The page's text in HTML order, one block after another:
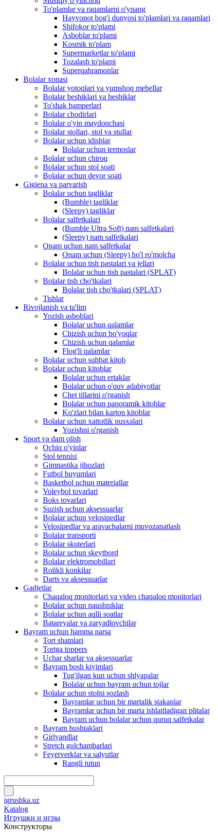
To'plamlar va raqamlarni o'ynang
Hayvonot bog'i dunyosi to'plamlari va raqamlari
Shifokor to'plami
Asboblar to'plami
Kosmik to'plam
Supermarketlar to'plami
Tozalash to'plami
Superqahramonlar
Bolalar xonasi
Bolalar yotoqlari va yumshoq mebellar
Bolalar beshiklari va beshiklar
To'shak bamperlari
Bolalar chodirlari
Bolalar o'yin maydonchasi
Bolalar stollari, stol va stullar
Bolalar uchun idishlar
Bolalar uchun termoslar
Bolalar uchun chiroq
Bolalar uchun stol soati
Bolalar uchun devor soati
Gigiena va parvarish
Bolalar uchun tagliklar
(Bumble) tagliklar
(Sleepy) tagliklar
Bolalar salfetkalari
(Bumble Ultra Soft) nam salfetkalari
(Sleepy) nam salfetkalari
Onam uchun nam salfetkalar
Onam uchun (Sleepy) ho'l ro'molcha
Bolalar uchun tish pastalari va jellari
Bolalar uchun tish pastalari (SPLAT)
Bolalar tish cho'tkalari
Bolalar tish cho'tkalari (SPLAT)
Tishlar
Rivojlanish va ta'lim
Yozish asboblari
Bolalar uchun qalamlar
Chizish uchun bo'yoqlar
Chizish uchun qalamlar
Flog'li qalamlar
Bolalar uchun suhbat kitob
Bolalar uchun kitoblar
Bolalar uchun ertaklar
Bolalar uchun o'quv adabiyotlar
Chet tillarini o'rganish
Bolalar uchun panoramik kitoblar
Ko'zlari bilan karton kitoblar
Bolalar uchun xattotlik nusxalari
Yozishni o'rganish
Sport va dam olish
Ochiq o'yinlar
Stol tennisi
Gimnastika jihozlari
Futbol buyumlari
Basketbol uchun materiallar
Voleybol tovarlari
Boks tovarlari
Suzish uchun aksessuarlar
Bolalar uchun velosipedlar
Velosipedlar va aravachalarni muvozanatlash
Bolalar transporti
Bolalar skuterlari
Bolalar uchun skeytbord
Bolalar elektromobillari
Rolikli konkilar
Darts va aksessuarlar
Gadjetlar
Chaqaloq monitorlari va video chaqaloq monitorlari
Bolalar uchun naushniklar
Bolalar uchun aqlli soatlar
Batareyalar va zaryadlovchilar
Bayram uchun hamma narsa
Tort shamlari
Tortga toppers
Uchar sharlar va aksessuarlar
Bayram bosh kiyimlari
Tug'ilgan kun uchun shlyapalar
Bolalar uchun bayram uchun tojlar
Bolalar uchun stolni sozlash
Bayramlar uchun bir martalik stakanlar
Bayramlar uchun bir marta ishlatiladigan plitalar
Bayram uchun bolalar uchun quruq salfetkalar
Bayram hushtaklari
Girlyandlar
Stretch gulchambarlari
Feyerverklar va salyutlar
Rangli tutun
igrushka.uz
Katalog
Игрушки и игры
Конструкторы